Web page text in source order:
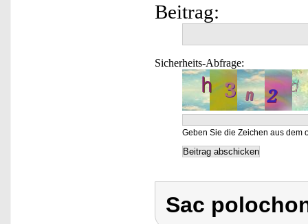
Beitrag:
Sicherheits-Abfrage:
Geben Sie die Zeichen aus dem
Sac